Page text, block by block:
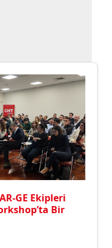
GE Ekipleri
Bir